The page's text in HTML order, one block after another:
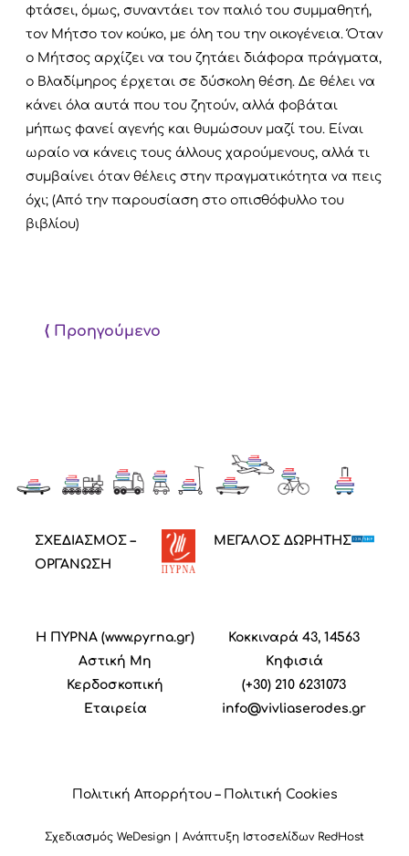
φτάσει, όμως, συναντάει τον παλιό του συμμαθητή,
τον Μήτσο τον κούκο, με όλη του την οικογένεια. Όταν
ο Μήτσος αρχίζει να του ζητάει διάφορα πράγματα,
ο Βλαδίμηρος έρχεται σε δύσκολη θέση. Δε θέλει να
κάνει όλα αυτά που του ζητούν, αλλά φοβάται
μήπως φανεί αγενής και θυμώσουν μαζί του. Είναι
ωραίο να κάνεις τους άλλους χαρούμενους, αλλά τι
συμβαίνει όταν θέλεις στην πραγματικότητα να πεις
όχι; (Από την παρουσίαση στο οπισθόφυλλο του
βιβλίου)
⟨ Προηγούμενο
Η ΠΥΡΝΑ (www.pyrna.gr)
Αστική Mη
Κερδοσκοπική
Εταιρεία
Κοκκιναρά 43, 14563
Κηφισιά
(+30) 210 6231073
info@vivliaserodes.gr
ΣΧΕΔΙΑΣΜΟΣ –
ΟΡΓΑΝΩΣΗ
ΜΕΓΑΛΟΣ ΔΩΡΗΤΗΣ
Πολιτική Απορρήτου– Πολιτική Cookies
Σχεδιασμός WeDesign | Ανάπτυξη Ιστοσελίδων RedHost